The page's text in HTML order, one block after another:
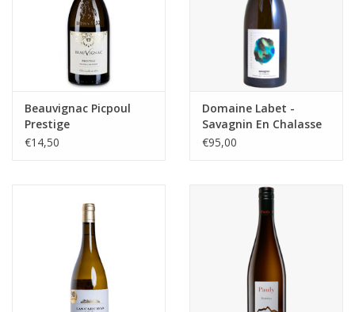
Beauvignac Picpoul
Prestige
€14,50
Domaine Labet -
Savagnin En Chalasse
2022
€95,00